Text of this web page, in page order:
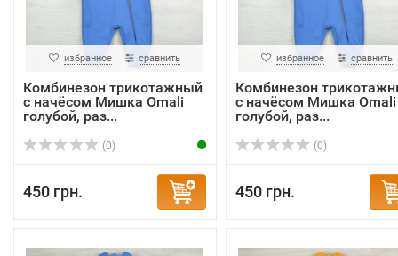
избранное сравнить
Комбинезон трикотажный
с начёсом Мишка Omali
голубой, раз...
(0)
450 грн.
избранное сравнить
Комбинезон
с начёсом Мишка Omali
голубой, раз...
(0)
450 грн.